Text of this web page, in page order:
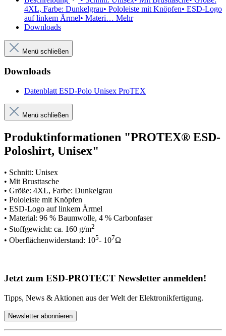
4XL, Farbe: Dunkelgrau• Pololeiste mit Knöpfen• ESD-Logo
auf linkem Ärmel• Materi… Mehr
Downloads
Menü schließen
Downloads
Datenblatt ESD-Polo Unisex ProTEX
Menü schließen
Produktinformationen "PROTEX® ESD-
Poloshirt, Unisex"
• Schnitt: Unisex
• Mit Brusttasche
• Größe: 4XL, Farbe: Dunkelgrau
• Pololeiste mit Knöpfen
• ESD-Logo auf linkem Ärmel
• Material: 96 % Baumwolle, 4 % Carbonfaser
• Stoffgewicht: ca. 160 g/m2
• Oberflächenwiderstand: 105- 107Ω
Jetzt zum ESD-PROTECT Newsletter anmelden!
Tipps, News & Aktionen aus der Welt der Elektronikfertigung.
Newsletter abonnieren